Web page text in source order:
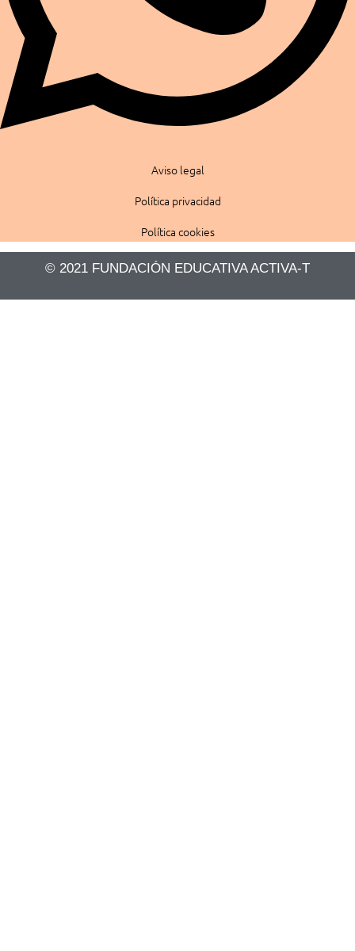
Aviso legal
Política privacidad
Política cookies
© 2021 FUNDACIÓN EDUCATIVA ACTIVA-T​